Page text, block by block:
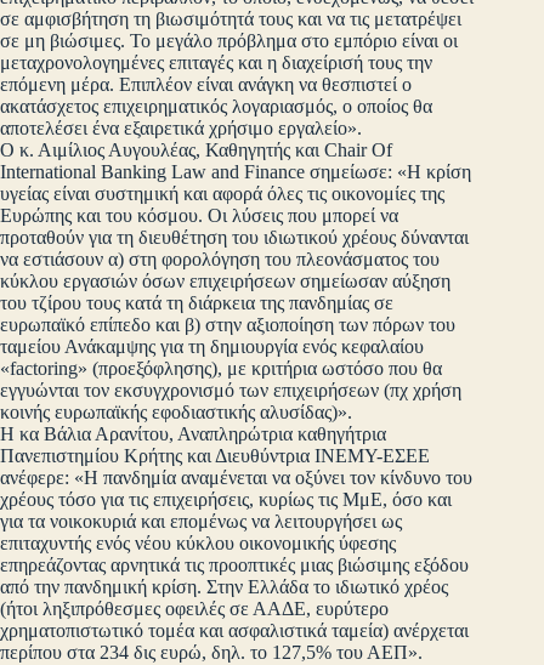
σε αμφισβήτηση τη βιωσιμότητά τους και να τις μετατρέψει
σε μη βιώσιμες. Το μεγάλο πρόβλημα στο εμπόριο είναι οι
μεταχρονολογημένες επιταγές και η διαχείρισή τους την
επόμενη μέρα. Επιπλέον είναι ανάγκη να θεσπιστεί ο
ακατάσχετος επιχειρηματικός λογαριασμός, ο οποίος θα
αποτελέσει ένα εξαιρετικά χρήσιμο εργαλείο».
Ο κ. Αιμίλιος Αυγουλέας, Καθηγητής και Chair Of
International Banking Law and Finance σημείωσε: «Η κρίση
υγείας είναι συστημική και αφορά όλες τις οικονομίες της
Ευρώπης και του κόσμου. Οι λύσεις που μπορεί να
προταθούν για τη διευθέτηση του ιδιωτικού χρέους δύνανται
να εστιάσουν α) στη φορολόγηση του πλεονάσματος του
κύκλου εργασιών όσων επιχειρήσεων σημείωσαν αύξηση
του τζίρου τους κατά τη διάρκεια της πανδημίας σε
ευρωπαϊκό επίπεδο και β) στην αξιοποίηση των πόρων του
ταμείου Ανάκαμψης για τη δημιουργία ενός κεφαλαίου
«factoring» (προεξόφλησης), με κριτήρια ωστόσο που θα
εγγυώνται τον εκσυγχρονισμό των επιχειρήσεων (πχ χρήση
κοινής ευρωπαϊκής εφοδιαστικής αλυσίδας)».
Η κα Βάλια Αρανίτου, Αναπληρώτρια καθηγήτρια
Πανεπιστημίου Κρήτης και Διευθύντρια ΙΝΕΜΥ-ΕΣΕΕ
ανέφερε: «Η πανδημία αναμένεται να οξύνει τον κίνδυνο του
χρέους τόσο για τις επιχειρήσεις, κυρίως τις ΜμΕ, όσο και
για τα νοικοκυριά και επομένως να λειτουργήσει ως
επιταχυντής ενός νέου κύκλου οικονομικής ύφεσης
επηρεάζοντας αρνητικά τις προοπτικές μιας βιώσιμης εξόδου
από την πανδημική κρίση. Στην Ελλάδα το ιδιωτικό χρέος
(ήτοι ληξιπρόθεσμες οφειλές σε ΑΑΔΕ, ευρύτερο
χρηματοπιστωτικό τομέα και ασφαλιστικά ταμεία) ανέρχεται
περίπου στα 234 δις ευρώ, δηλ. το 127,5% του ΑΕΠ».